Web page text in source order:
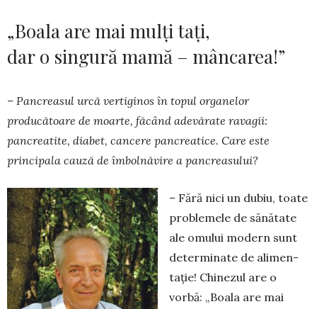
„Boala are mai mulți tați,
dar o singură mamă – mâncarea!”
– Pancreasul urcă vertiginos în topul organelor
producătoare de moarte, făcând adevărate ra­vagii:
pancreatite, diabet, cancere pancreatice. Care este
principala cauză de îmbolnăvire a pan­creasului?
– Fără nici un dubiu, toate
pro­blemele de sănătate
ale omului mo­dern sunt
determinate de alimen­
taţie! Chinezul are o
vorbă: „Boala are mai